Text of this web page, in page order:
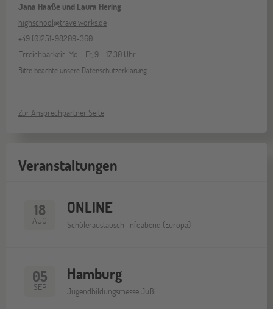
Jana Haaße und Laura Hering
highschool@travelworks.de
+49 (0)251-98209-360
Erreichbarkeit: Mo - Fr, 9 - 17:30 Uhr
Bitte beachte unsere Datenschutzerklärung
Zur Ansprechpartner Seite
Veranstaltungen
18
AUG
ONLINE
Schüleraustausch-Infoabend (Europa)
05
SEP
Hamburg
Jugendbildungsmesse JuBi